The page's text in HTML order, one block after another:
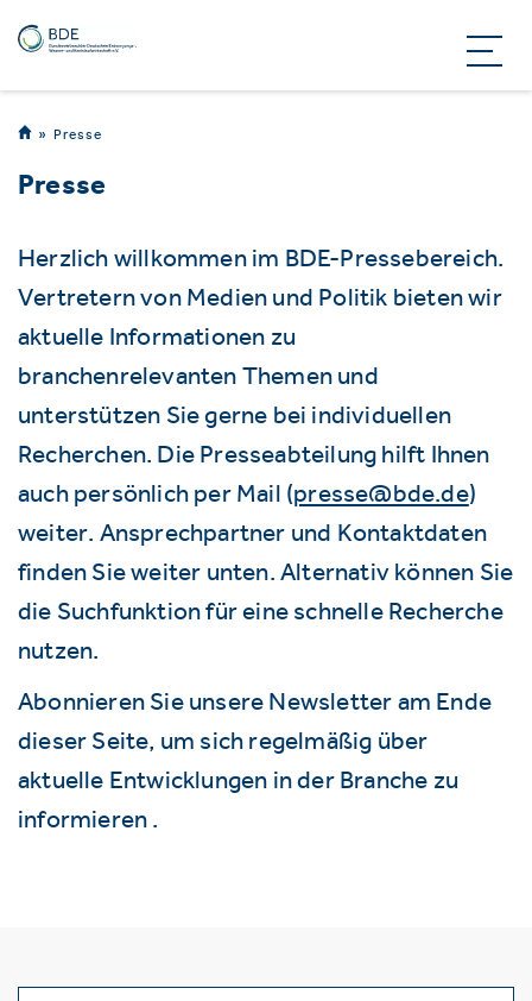
Presse
Presse
Herzlich willkommen im BDE-Pressebereich.
Vertretern von Medien und Politik bieten wir
aktuelle Informationen zu
branchenrelevanten Themen und
unterstützen Sie gerne bei individuellen
Recherchen. Die Presseabteilung hilft Ihnen
auch persönlich per Mail (presse@bde.de)
weiter. Ansprechpartner und Kontaktdaten
finden Sie weiter unten. Alternativ können Sie
die Suchfunktion für eine schnelle Recherche
nutzen.
Abonnieren Sie unsere Newsletter am Ende
dieser Seite, um sich regelmäßig über
aktuelle Entwicklungen in der Branche zu
informieren .